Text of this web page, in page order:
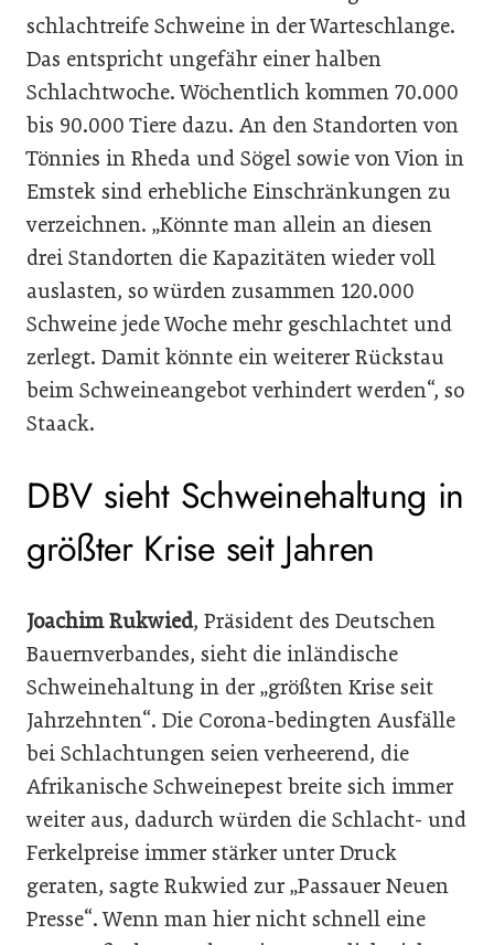
schlachtreife Schweine in der Warteschlange.
Das entspricht ungefähr einer halben
Schlachtwoche. Wöchentlich kommen 70.000
bis 90.000 Tiere dazu. An den Standorten von
Tönnies in Rheda und Sögel sowie von Vion in
Emstek sind erhebliche Einschränkungen zu
verzeichnen. „Könnte man allein an diesen
drei Standorten die Kapazitäten wieder voll
auslasten, so würden zusammen 120.000
Schweine jede Woche mehr geschlachtet und
zerlegt. Damit könnte ein weiterer Rückstau
beim Schweineangebot verhindert werden“, so
Staack.
DBV sieht Schweinehaltung in
größter Krise seit Jahren
Joachim Rukwied, Präsident des Deutschen
Bauernverbandes, sieht die inländische
Schweinehaltung in der „größten Krise seit
Jahrzehnten“. Die Corona-bedingten Ausfälle
bei Schlachtungen seien verheerend, die
Afrikanische Schweinepest breite sich immer
weiter aus, dadurch würden die Schlacht- und
Ferkelpreise immer stärker unter Druck
geraten, sagte Rukwied zur „Passauer Neuen
Presse“. Wenn man hier nicht schnell eine